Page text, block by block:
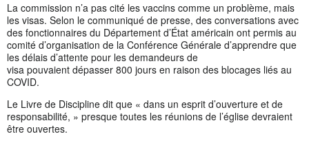
La commission n’a pas cité les vaccins comme un problème, mais
les visas. Selon le communiqué de presse, des conversations avec
des fonctionnaires du Département d’État américain ont permis au
comité d’organisation de la Conférence Générale d’apprendre que
les délais d’attente pour les demandeurs de
visa pouvaient dépasser 800 jours en raison des blocages liés au
COVID.
Le Livre de Discipline dit que « dans un esprit d’ouverture et de
responsabilité, » presque toutes les réunions de l’église devraient
être ouvertes.